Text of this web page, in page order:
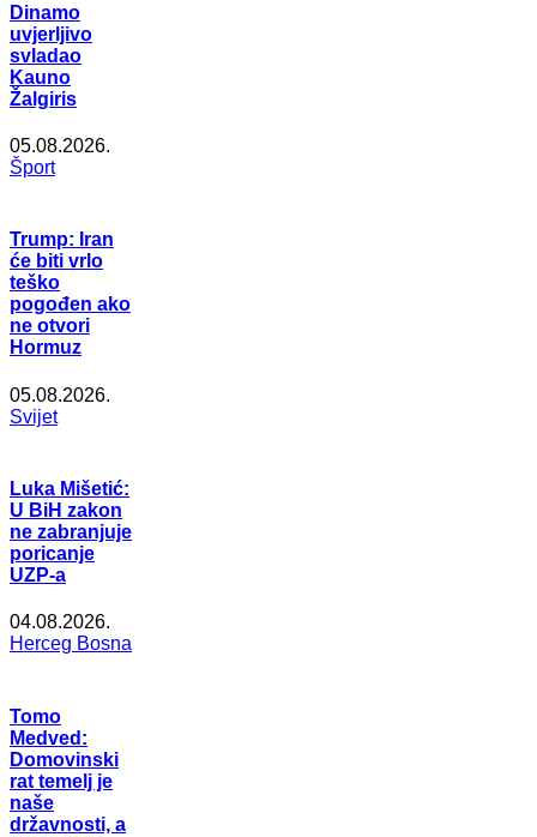
Dinamo
uvjerljivo
svladao
Kauno
Žalgiris
05.08.2026.
Šport
Trump: Iran
će biti vrlo
teško
pogođen ako
ne otvori
Hormuz
05.08.2026.
Svijet
Luka Mišetić:
U BiH zakon
ne zabranjuje
poricanje
UZP-a
04.08.2026.
Herceg Bosna
Tomo
Medved:
Domovinski
rat temelj je
naše
državnosti, a